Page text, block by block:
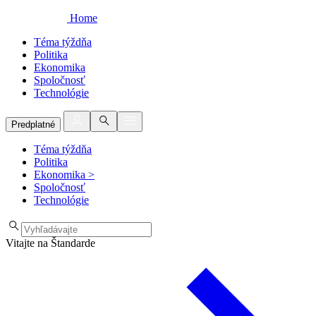
Home
Téma týždňa
Politika
Ekonomika
Spoločnosť
Technológie
Predplatné
Téma týždňa
Politika
Ekonomika >
Spoločnosť
Technológie
Vitajte na Štandarde